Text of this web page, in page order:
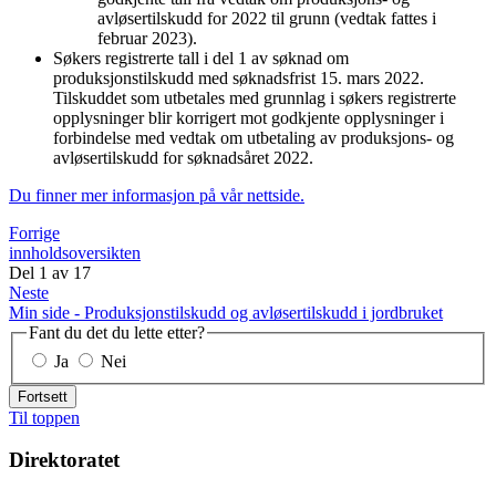
avløsertilskudd for 2022 til grunn (vedtak fattes i
februar 2023).
Søkers registrerte tall i del 1 av søknad om
produksjonstilskudd med søknadsfrist 15. mars 2022.
Tilskuddet som utbetales med grunnlag i søkers registrerte
opplysninger blir korrigert mot godkjente opplysninger i
forbindelse med vedtak om utbetaling av produksjons- og
avløsertilskudd for søknadsåret 2022.
Du finner mer informasjon på vår nettside.
Forrige
innholdsoversikten
Del 1 av 17
Neste
Min side - Produksjonstilskudd og avløsertilskudd i jordbruket
Fant du det du lette etter?
Ja
Nei
Fortsett
Til toppen
Direktoratet